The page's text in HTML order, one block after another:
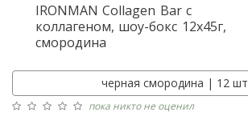
IRONMAN Collagen Bar с
коллагеном, шоу-бокс 12x45г,
смородина
черная смородина | 12 шт
пока никто не оценил